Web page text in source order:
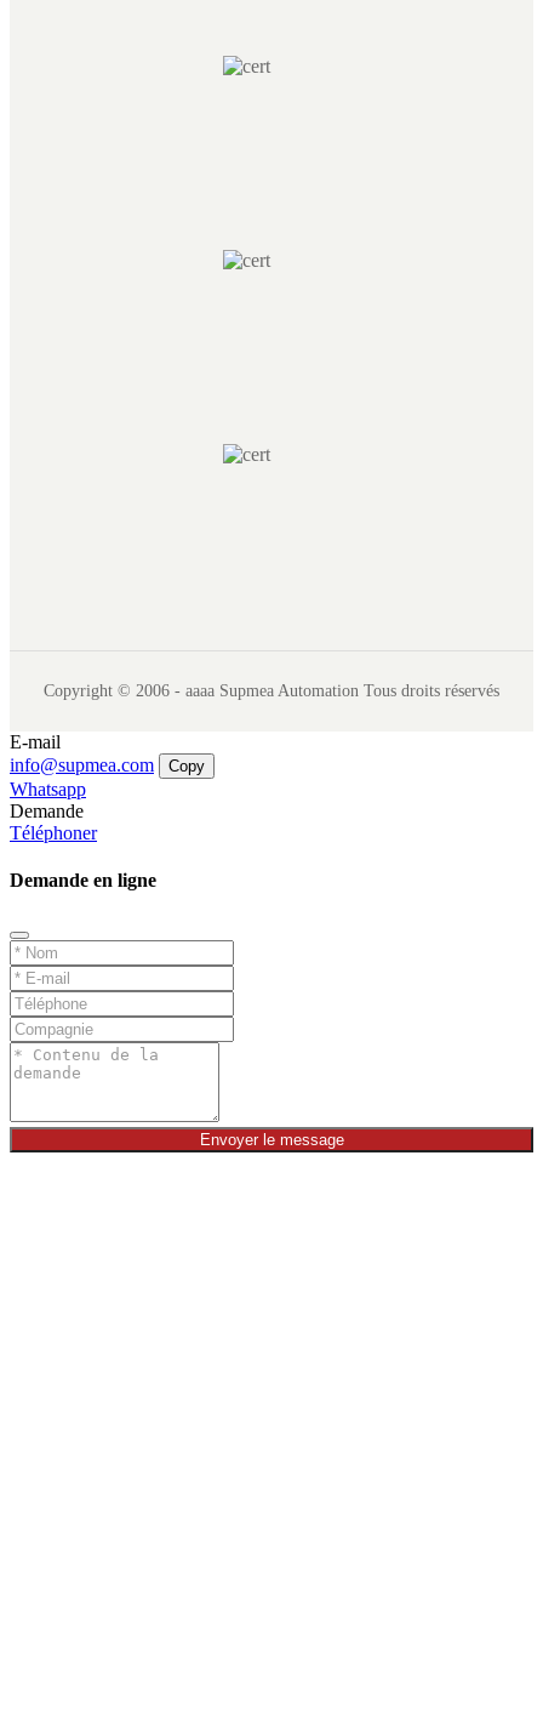
Copyright © 2006 - aaaa Supmea Automation Tous droits réservés
E-mail
info@supmea.com
Copy
Whatsapp
Demande
Téléphoner
Demande en ligne
Envoyer le message